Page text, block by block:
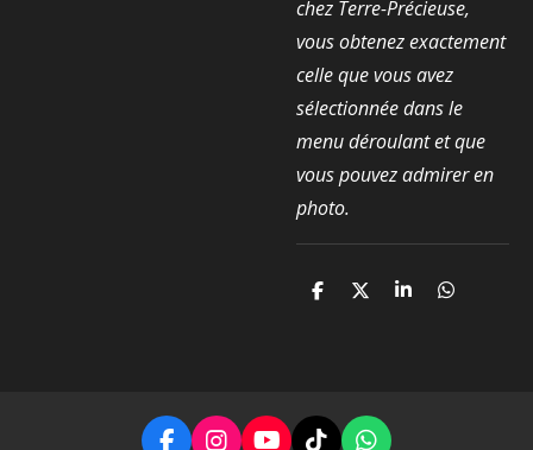
chez Terre-Précieuse,
vous obtenez exactement
celle que vous avez
sélectionnée dans le
menu déroulant et que
vous pouvez admirer en
photo.
P
e
r
P
e
r
P
P